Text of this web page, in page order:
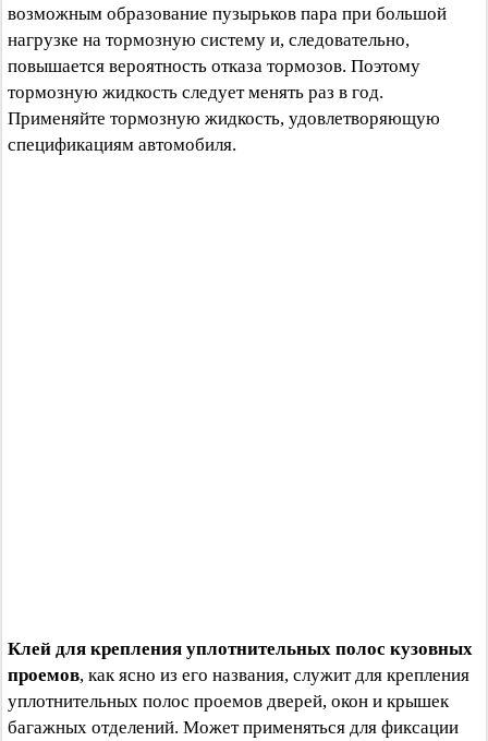
возможным образование пузырьков пара при большой
нагрузке на тормозную систему и, следовательно,
повышается вероятность отказа тормозов. Поэтому
тормозную жидкость следует менять раз в год.
Применяйте тормозную жидкость, удовлетворяющую
спецификациям автомобиля.
Клей для крепления уплотнительных полос кузовных
проемов, как ясно из его названия, служит для крепления
уплотнительных полос проемов дверей, окон и крышек
багажных отделений. Может применяться для фиксации